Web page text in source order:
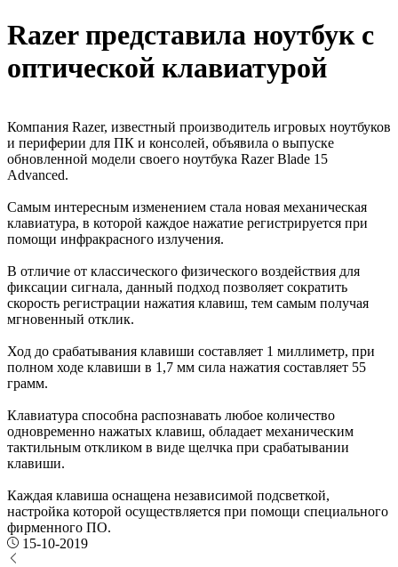
Razer представила ноутбук с
оптической клавиатурой
Компания Razer, известный производитель игровых ноутбуков
и периферии для ПК и консолей, объявила о выпуске
обновленной модели своего ноутбука Razer Blade 15
Advanced.
Самым интересным изменением стала новая механическая
клавиатура, в которой каждое нажатие регистрируется при
помощи инфракрасного излучения.
В отличие от классического физического воздействия для
фиксации сигнала, данный подход позволяет сократить
скорость регистрации нажатия клавиш, тем самым получая
мгновенный отклик.
Ход до срабатывания клавиши составляет 1 миллиметр, при
полном ходе клавиши в 1,7 мм сила нажатия составляет 55
грамм.
Клавиатура способна распознавать любое количество
одновременно нажатых клавиш, обладает механическим
тактильным откликом в виде щелчка при срабатывании
клавиши.
Каждая клавиша оснащена независимой подсветкой,
настройка которой осуществляется при помощи специального
фирменного ПО.
15-10-2019